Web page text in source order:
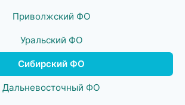
Приволжский ФО
Уральский ФО
Сибирский ФО
Дальневосточный ФО